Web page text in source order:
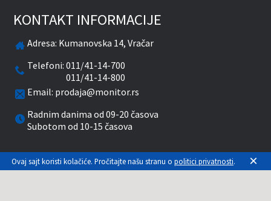
KONTAKT INFORMACIJE
Adresa: Kumanovska 14, Vračar
Telefoni:011/41-14-700
011/41-14-800
Email: prodaja@monitor.rs
Radnim danima od 09-20 časova
Subotom od 10-15 časova
facebooktwitterpinterestinstagram
youtube
Ovaj sajt koristi kolačiće. Pročitajte našu stranu o politici privatnosti. ×